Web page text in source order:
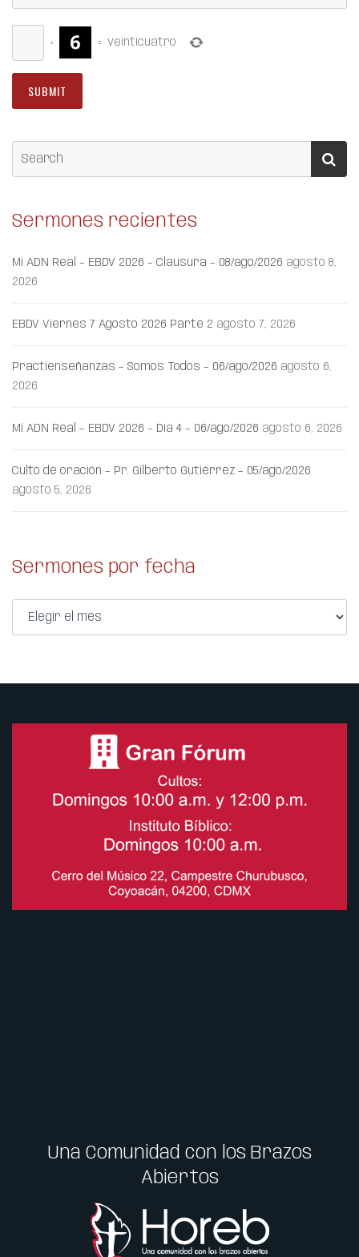
× = veinticuatro
Sermones recientes
Mi ADN Real – EBDV 2026 – Clausura – 08/ago/2026 agosto 8,
2026
EBDV Viernes 7 Agosto 2026 Parte 2 agosto 7, 2026
Practienseñanzas – Somos Todos – 06/ago/2026 agosto 6,
2026
Mi ADN Real – EBDV 2026 – Día 4 – 06/ago/2026 agosto 6, 2026
Culto de oración – Pr. Gilberto Gutiérrez – 05/ago/2026
agosto 5, 2026
Sermones por fecha
Una Comunidad con los Brazos
Abiertos